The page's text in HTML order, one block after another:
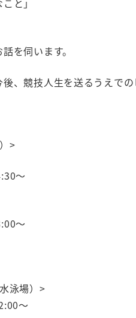
と」
を伺います。
、競技人生を送るうえでの
>
〜
〜
泳場）>
〜